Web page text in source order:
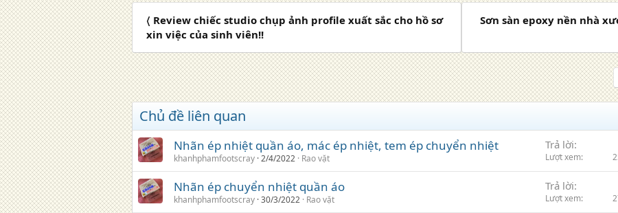
〈 Review chiếc studio chụp ảnh profile xuất sắc cho hồ sơ
xin việc của sinh viên!!
Sơn sàn epoxy nền nhà
Chủ đề liên quan
Nhãn ép nhiệt quần áo, mác ép nhiệt, tem ép chuyển nhiệt
khanhphamfootscray 2/4/2022 Rao vặt
Trả lời
Lượt xem
Nhãn ép chuyển nhiệt quần áo
khanhphamfootscray 30/3/2022 Rao vặt
Trả lời
Lượt xem